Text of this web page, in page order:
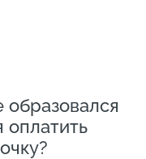
оплатить